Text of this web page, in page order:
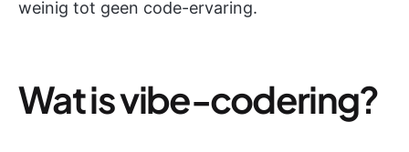
weinig tot geen code-ervaring.
Wat is vibe-codering?